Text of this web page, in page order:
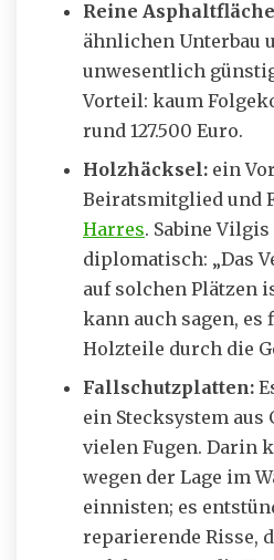
Reine
ähnlichen Unterbau
unwesentlich
Vorteil: kaum
rund 127.500 Euro.
Holzhäcksel: ein
Beiratsmitglied und
Harres. Sabine
diplomatisch: „Das
auf solchen Plätzen
kann auch sagen,
Holzteile durch die
Fallschutzplatten:
ein Stecksystem
vielen Fugen. Darin
wegen der Lage im
einnisten; es
reparierende Risse,